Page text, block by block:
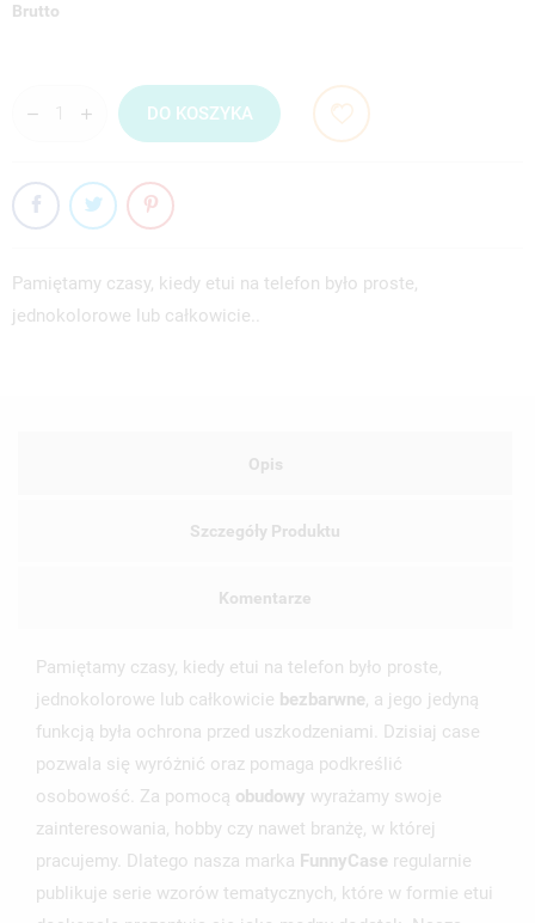
Brutto
DO KOSZYKA
Pamiętamy czasy, kiedy etui na telefon było proste,
jednokolorowe lub całkowicie..
Opis
Szczegóły Produktu
Komentarze
Pamiętamy czasy, kiedy etui na telefon było proste,
jednokolorowe lub całkowicie bezbarwne, a jego jedyną
funkcją była ochrona przed uszkodzeniami. Dzisiaj case
pozwala się wyróżnić oraz pomaga podkreślić
osobowość. Za pomocą obudowy wyrażamy swoje
zainteresowania, hobby czy nawet branżę, w której
pracujemy. Dlatego nasza marka FunnyCase regularnie
publikuje serie wzorów tematycznych, które w formie etui